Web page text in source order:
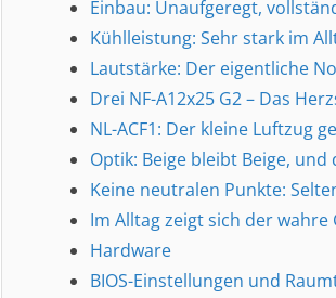
Einbau: Unaufgeregt,
Kühlleistung: Sehr stark im
Lautstärke: Der eigentliche
Drei NF-A12x25 G2 – Das
NL-ACF1: Der kleine Luftzug
Optik: Beige bleibt Beige, und
Keine neutralen Punkte:
Im Alltag zeigt sich der wahre
Hardware
BIOS-Einstellungen und